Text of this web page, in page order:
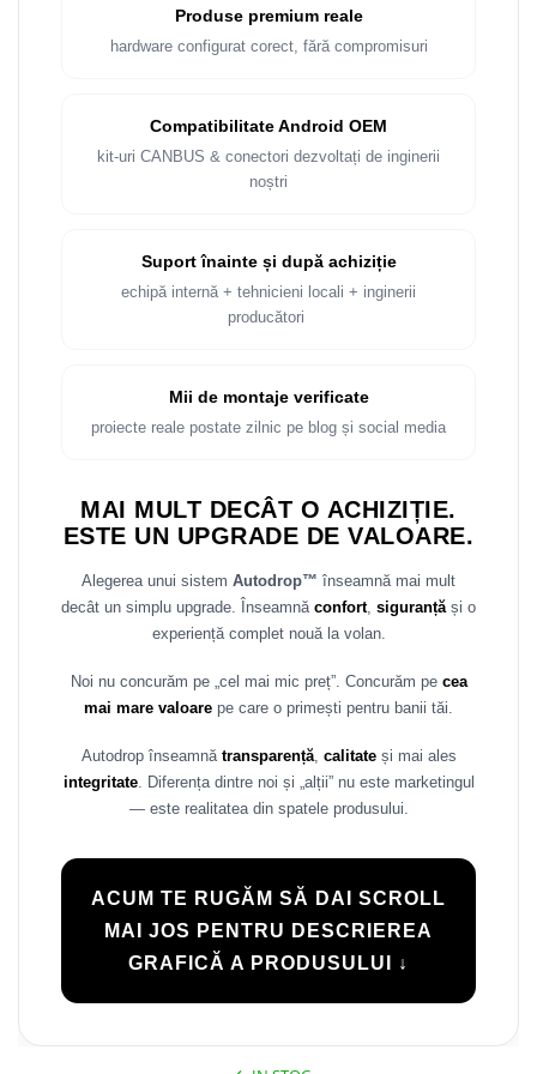
Rame adaptoare Dacia
Rame adaptoare BMW
Rame adaptoare Volvo
Rame Adaptoare Porsche
Rame adaptoare Citroen
Rame adaptoare Mazda
Rame adaptoare Kia
Rame adaptoare Nissan
Rame adaptoare Hyundai
Rame adaptoare Chevrolet
Rame adaptoare Mitsubishi
Produse premium reale
hardware configurat corect, fără compromisuri
Compatibilitate Android OEM
kit-uri CANBUS & conectori dezvoltați de inginerii
noștri
Suport înainte și după achiziție
echipă internă + tehnicieni locali + inginerii
producători
Mii de montaje verificate
proiecte reale postate zilnic pe blog și social media
MAI MULT DECÂT O ACHIZIȚIE.
ESTE UN UPGRADE DE VALOARE.
Alegerea unui sistem Autodrop™ înseamnă mai mult
decât un simplu upgrade. Înseamnă confort, siguranțăși o
experiență complet nouă la volan.
Noi nu concurăm pe „cel mai mic preț”. Concurăm pe cea
mai mare valoare pe care o primești pentru banii tăi.
Autodrop înseamnă transparență, calitateși mai ales
integritate. Diferența dintre noi și „alții” nu este marketingul
— este realitatea din spatele produsului.
ACUM TE RUGĂM SĂ DAI SCROLL
MAI JOS PENTRU DESCRIEREA
GRAFICĂ A PRODUSULUI ↓